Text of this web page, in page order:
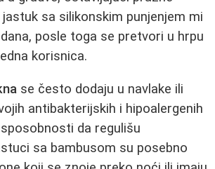
sa silikonskim punjenjem mi
posle toga se pretvori u hrpu
korisnica.
se često dodaju u navlake ili
antibakterijskih i hipoalergenih
da regulišu
sa bambusom su posebno